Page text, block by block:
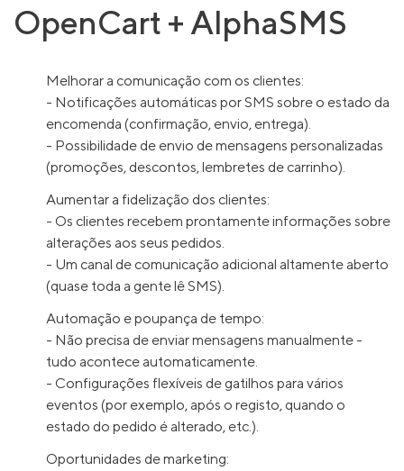
OpenCart + AlphaSMS
Melhorar a comunicação com os clientes:
- Notificações automáticas por SMS sobre o estado da
encomenda (confirmação, envio, entrega).
- Possibilidade de envio de mensagens personalizadas
(promoções, descontos, lembretes de carrinho).
Aumentar a fidelização dos clientes:
- Os clientes recebem prontamente informações sobre
alterações aos seus pedidos.
- Um canal de comunicação adicional altamente aberto
(quase toda a gente lê SMS).
Automação e poupança de tempo:
- Não precisa de enviar mensagens manualmente -
tudo acontece automaticamente.
- Configurações flexíveis de gatilhos para vários
eventos (por exemplo, após o registo, quando o
estado do pedido é alterado, etc.).
Oportunidades de marketing: